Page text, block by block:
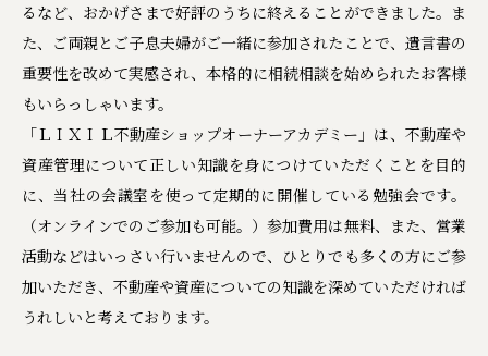
るなど、おかげさまで好評のうちに終えることができました。ま
た、ご両親とご子息夫婦がご一緒に参加されたことで、遺言書の
重要性を改めて実感され、本格的に相続相談を始められたお客様
もいらっしゃいます。
「ＬＩＸＩＬ不動産ショップオーナーアカデミー」は、不動産や
資産管理について正しい知識を身につけていただくことを目的
に、当社の会議室を使って定期的に開催している勉強会です。
（オンラインでのご参加も可能。）参加費用は無料、また、営業
活動などはいっさい行いませんので、ひとりでも多くの方にご参
加いただき、不動産や資産についての知識を深めていただければ
うれしいと考えております。